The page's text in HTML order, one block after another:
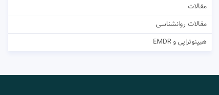
مقالات
مقالات روانشناسی
هیپنوتراپی و EMDR